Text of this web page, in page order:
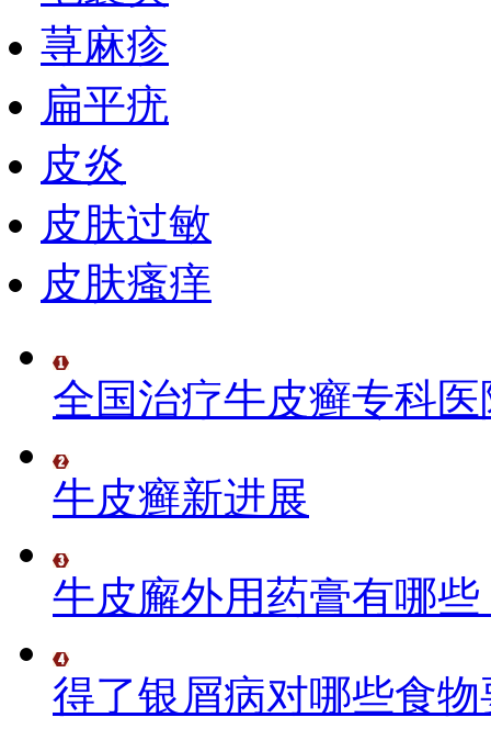
荨麻疹
扁平疣
皮炎
皮肤过敏
皮肤瘙痒
全国治疗牛皮癣专科
牛皮癣新进展
牛皮廨外用药膏有哪些
得了银屑病对哪些食